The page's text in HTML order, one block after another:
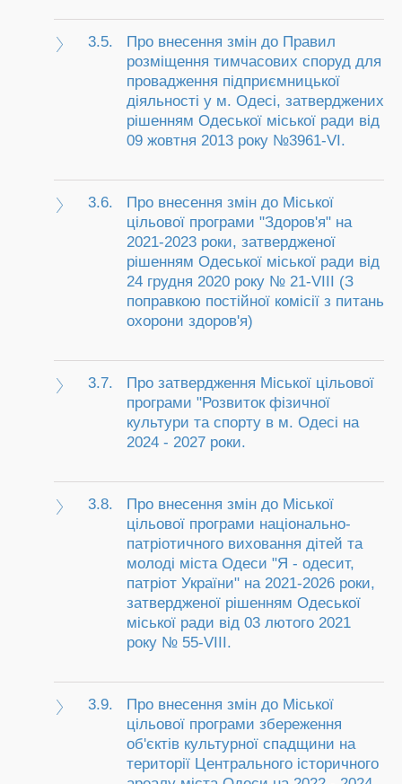
3.5.
Про внесення змін до Правил
розміщення тимчасових споруд для
провадження підприємницької
діяльності у м. Одесі, затверджених
рішенням Одеської міської ради від
09 жовтня 2013 року №3961-VI.
3.6.
Про внесення змін до Міської
цільової програми "Здоров'я" на
2021-2023 роки, затвердженої
рішенням Одеської міської ради від
24 грудня 2020 року № 21-VIII (З
поправкою постійної комісії з питань
охорони здоров'я)
3.7.
Про затвердження Міської цільової
програми "Розвиток фізичної
культури та спорту в м. Одесі на
2024 - 2027 роки.
3.8.
Про внесення змін до Міської
цільової програми національно-
патріотичного виховання дітей та
молоді міста Одеси "Я - одесит,
патріот України" на 2021-2026 роки,
затвердженої рішенням Одеської
міської ради від 03 лютого 2021
року № 55-VIII.
3.9.
Про внесення змін до Міської
цільової програми збереження
об'єктів культурної спадщини на
території Центрального історичного